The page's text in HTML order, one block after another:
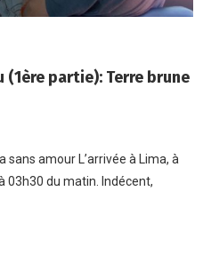
(1ère partie): Terre brune
amour L’arrivée à Lima, à
03h30 du matin. Indécent,